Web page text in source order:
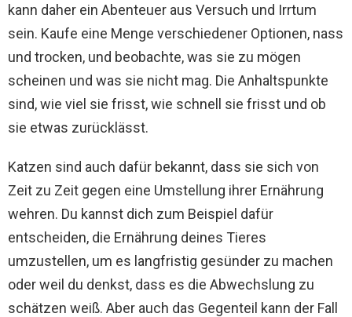
kann daher ein Abenteuer aus Versuch und Irrtum
sein. Kaufe eine Menge verschiedener Optionen, nass
und trocken, und beobachte, was sie zu mögen
scheinen und was sie nicht mag. Die Anhaltspunkte
sind, wie viel sie frisst, wie schnell sie frisst und ob
sie etwas zurücklässt.
Katzen sind auch dafür bekannt, dass sie sich von
Zeit zu Zeit gegen eine Umstellung ihrer Ernährung
wehren. Du kannst dich zum Beispiel dafür
entscheiden, die Ernährung deines Tieres
umzustellen, um es langfristig gesünder zu machen
oder weil du denkst, dass es die Abwechslung zu
schätzen weiß. Aber auch das Gegenteil kann der Fall